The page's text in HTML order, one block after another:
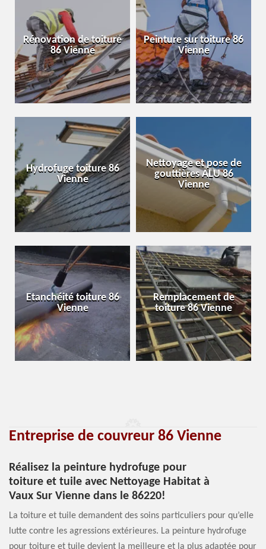
Rénovation de toiture
86 Vienne
Peinture sur toiture 86
Vienne
Hydrofuge toiture 86
Vienne
Nettoyage et pose de
gouttières ALU 86
Vienne
Etanchéité toiture 86
Vienne
Remplacement de
toiture 86 Vienne
Entreprise de couvreur 86 Vienne
Réalisez la peinture hydrofuge pour
toiture et tuile avec Nettoyage Habitat à
Vaux Sur Vienne dans le 86220!
La toiture et tuile demandent des soins particuliers pour qu’elle
lutte contre les agressions extérieures. La peinture hydrofuge
pour toiture et tuile devient la meilleure et la plus adaptée pour